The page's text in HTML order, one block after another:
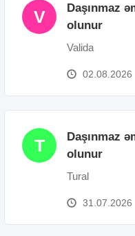
V
Daşınmaz
olunur
Valida
02.08.2026
T
Daşınmaz
olunur
Tural
31.07.2026